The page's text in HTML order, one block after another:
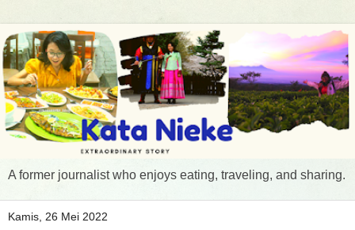
A former journalist who enjoys eating, traveling, and sharing.
Kamis, 26 Mei 2022